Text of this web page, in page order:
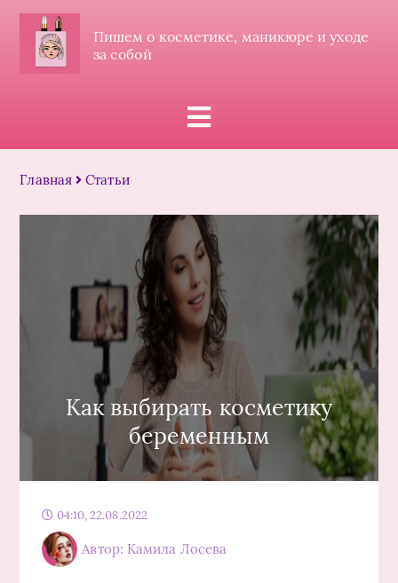
Пишем о косметике, маникюре и уходе
за собой
Главная Статьи
Как выбирать косметику
беременным
04:10, 22.08.2022
Автор: Камила Лосева